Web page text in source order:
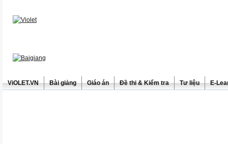
ViOLET.VN Bài giảng Giáo án Đề thi & Kiểm tra Tư liệu E-